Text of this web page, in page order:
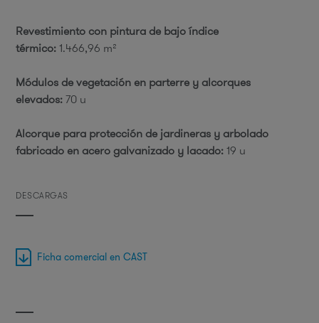
Revestimiento con pintura de bajo índice
térmico: 1.466,96 m²
Módulos de vegetación en parterre y alcorques
elevados: 70 u
Alcorque para protección de jardineras y arbolado
fabricado en acero galvanizado y lacado:19 u
DESCARGAS
Ficha comercial en CAST